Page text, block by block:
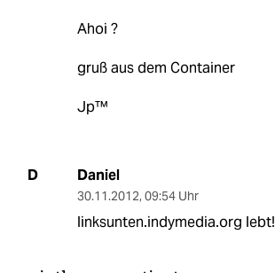
Ahoi ?
gruß aus dem Container
Jp™
D Daniel
30.11.2012, 09:54 Uhr
linksunten.indymedia.org lebt!